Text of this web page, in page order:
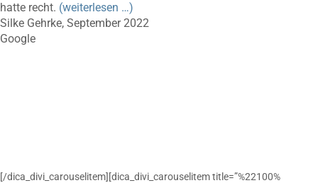
hatte recht. (weiterlesen …)
Silke Gehrke, September 2022
Google
[/dica_divi_carouselitem][dica_divi_carouselitem title=”%22100%